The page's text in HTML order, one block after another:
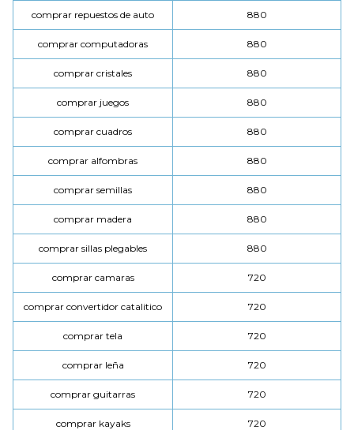
comprar repuestos de auto 880
comprar computadoras 880
comprar cristales 880
comprar juegos 880
comprar cuadros 880
comprar alfombras 880
comprar semillas 880
comprar madera 880
comprar sillas plegables 880
comprar camaras 720
comprar convertidor catalitico 720
comprar tela 720
comprar leña 720
comprar guitarras 720
comprar kayaks 720